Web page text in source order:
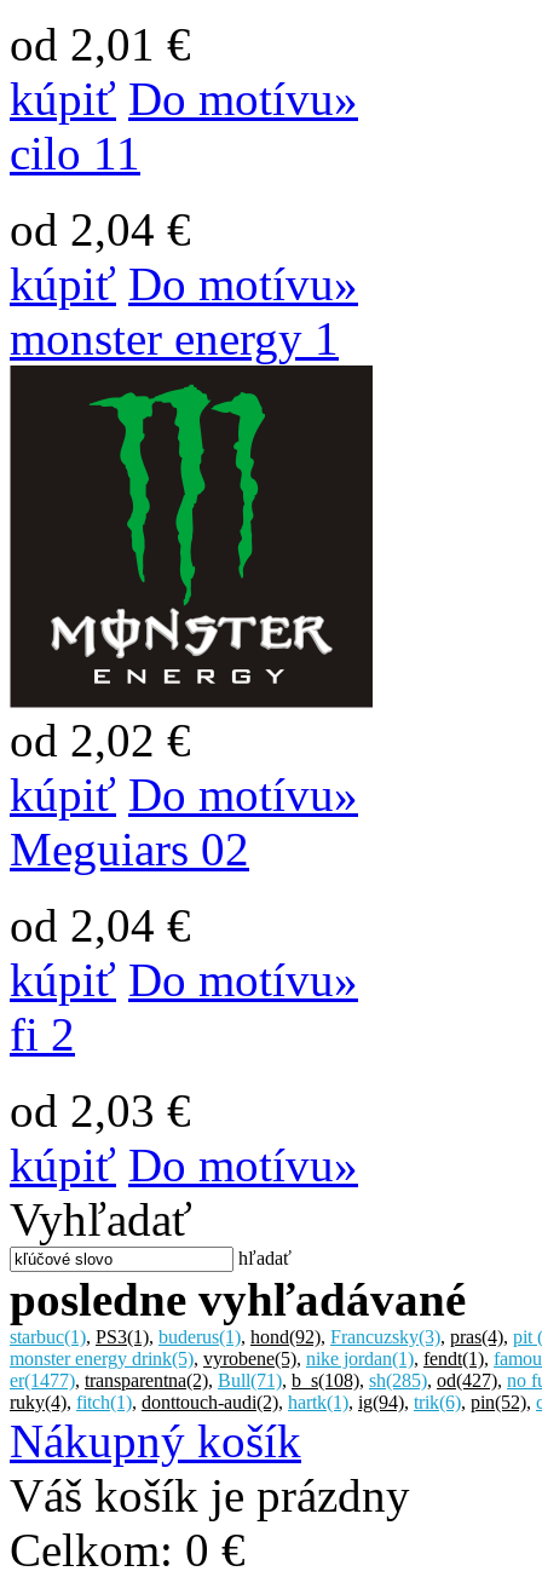
od 2,01 €
kúpiť Do motívu»
cilo 11
od 2,04 €
kúpiť Do motívu»
monster energy 1
od 2,02 €
kúpiť Do motívu»
Meguiars 02
od 2,04 €
kúpiť Do motívu»
fi 2
od 2,03 €
kúpiť Do motívu»
Vyhľadať
hľadať
posledne vyhľadávané
starbuc(1), PS3(1), buderus(1), hond(92), Francuzsky(3), pras(4), pit
monster energy drink(5), vyrobene(5), nike jordan(1), fendt(1),
er(1477), transparentna(2), Bull(71), b_s(108), sh(285), od(427), no
ruky(4), fitch(1), donttouch-audi(2), hartk(1), ig(94), trik(6), pin(52),
Nákupný košík
Váš košík je prázdny
Celkom: 0 €